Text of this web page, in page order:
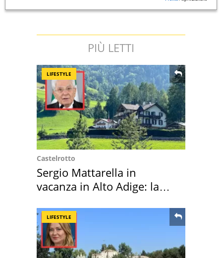
PIÙ LETTI
LIFESTYLE
Castelrotto
Sergio Mattarella in
vacanza in Alto Adige: la
LIFESTYLE